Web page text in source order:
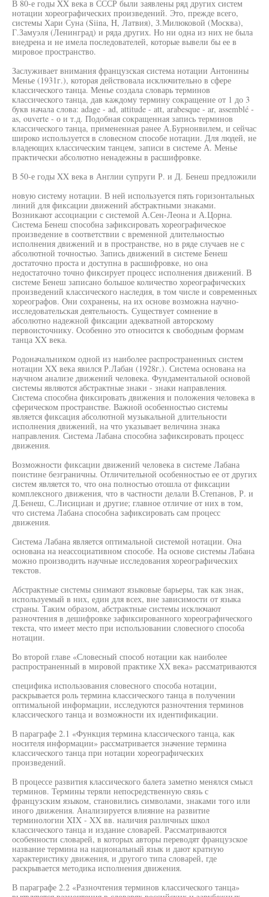
В 80-е годы XX века в СССР были заявлены ряд других систем
нотации хореографических произведений. Это, прежде всего,
системы Хари Суна (Siina, H, Латвия), З.Милюковой (Москва),
Г.Замуэля (Ленинград) и ряда других. Но ни одна из них не была
внедрена и не имела последователей, которые вывели бы ее в
мировое пространство.
Заслуживает внимания французская система нотации Антонины
Менье (1931г.), которая действовала исключительно в сфере
классического танца. Менье создала словарь терминов
классического танца, дав каждому термину сокращение от 1 до 3
букв начала слова: adage - ad, attitude - att, arabesque - ar, assemblé -
as, ouverte - о и т.д. Подобная сокращенная запись терминов
классического танца, примененная ранее А.Бурнонвилем, и сейчас
широко используется в словесном способе нотации. Для людей, не
владеющих классическим танцем, записи в системе А. Менье
практически абсолютно ненадежны в расшифровке.
В 50-е годы XX века в Англии супруги Р. и Д. Бенеш предложили
новую систему нотации. В ней используется пять горизонтальных
линий для фиксации движений абстрактными знаками.
Возникают ассоциации с системой А.Сен-Леона и А.Цорна.
Система Бенеш способна зафиксировать хореографическое
произведение в соответствии с временной длительностью
исполнения движений и в пространстве, но в ряде случаев не с
абсолютной точностью. Запись движений в системе Бенеш
достаточно проста и доступна в расшифровке, но она
недостаточно точно фиксирует процесс исполнения движений. В
системе Бенеш записано большое количество хореографических
произведений классического наследия, в том числе и современных
хореографов. Они сохранены, на их основе возможна научно-
исследовательская деятельность. Существует сомнение в
абсолютно надежной фиксации адекватной авторскому
первоисточнику. Особенно это относится к свободным формам
танца XX века.
Родоначальником одной из наиболее распространенных систем
нотации XX века явился Р.Лабан (1928г.). Система основана на
научном анализе движений человека. Фундаментальной основой
системы являются абстрактные знаки - знаки направления.
Система способна фиксировать движения и положения человека в
сферическом пространстве. Важной особенностью системы
является фиксация абсолютной музыкальной длительности
исполнения движений, на что указывает величина знака
направления. Система Лабана способна зафиксировать процесс
движения.
Возможности фиксации движений человека в системе Лабана
поистине безграничны. Отличительной особенностью ее от других
систем является то, что она полностью отошла от фиксации
комплексного движения, что в частности делали В.Степанов, Р. и
Д.Бенеш, С.Лисициан и другие; главное отличие от них в том,
что система Лабана способна зафиксировать сам процесс
движения.
Система Лабана является оптимальной системой нотации. Она
основана на неассоциативном способе. На основе системы Лабана
можно производить научные исследования хореографических
текстов.
Абстрактные системы снимают языковые барьеры, так как знак,
используемый в них, един для всех, вне зависимости от языка
страны. Таким образом, абстрактные системы исключают
разночтения в дешифровке зафиксированного хореографического
текста, что имеет место при использовании словесного способа
нотации.
Во второй главе «Словесный способ нотации как наиболее
распространенный в мировой практике XX века» рассматриваются
специфика использования словесного способа нотации,
раскрывается роль термина классического танца в получении
оптимальной информации, исследуются разночтения терминов
классического танца и возможности их идентификации.
В параграфе 2.1 «Функция термина классического танца, как
носителя информации» рассматривается значение термина
классического танца при нотации хореографических
произведений.
В процессе развития классического балета заметно менялся смысл
терминов. Термины теряли непосредственную связь с
французским языком, становились символами, знаками того или
иного движения. Анализируется влияние на развитие
терминологии XIX - XX вв. наличия различных школ
классического танца и издание словарей. Рассматриваются
особенности словарей, в которых авторы переводят французское
название термина на национальный язык и дают кратную
характеристику движения, и другого типа словарей, где
раскрывается методика исполнения движения.
В параграфе 2.2 «Разночтения терминов классического танца»